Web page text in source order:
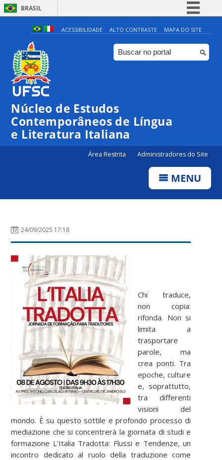
BRASIL
Simplifique!
Comunica BR
Participe
ACESSIBILIDADE ALTO CONTRASTE MAPA DO SITE
Núcleo de Estudos
Contemporâneos de Língua
e Literatura Italiana
Área Restrita Administradores do Site
MENU
24/09/2025 17:18
Chi traduce,
non copia:
rifonda. Non si
limita a
trasportare
parole, ma
crea ponti. Tra
epoche, culture
e, soprattutto,
tra differenti
visioni del
mondo. È su questo sottile e profondo processo di
mediazione che si concentrerà la giornata di studi e
formazione L’Italia Tradotta: Flussi e Tendenze, un
incontro dedicato al ruolo della traduzione come